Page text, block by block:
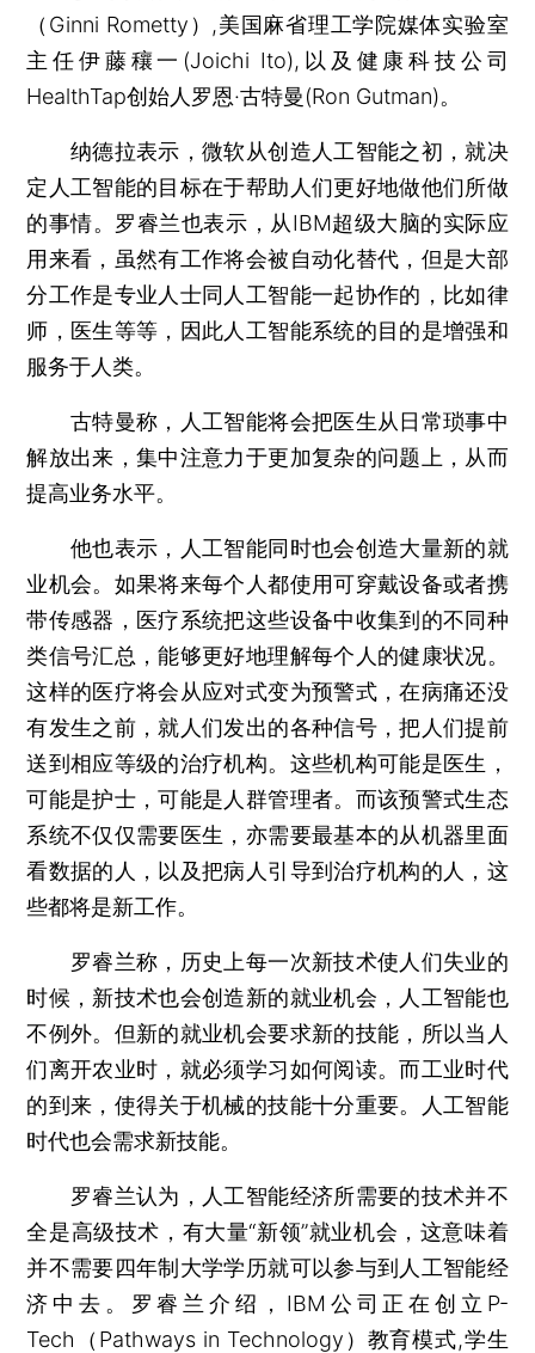
（Ginni Rometty）,美国麻省理工学院媒体实验室
主任伊藤穰一(Joichi Ito),以及健康科技公司
HealthTap创始人罗恩·古特曼(Ron Gutman)。
纳德拉表示，微软从创造人工智能之初，就决
定人工智能的目标在于帮助人们更好地做他们所做
的事情。罗睿兰也表示，从IBM超级大脑的实际应
用来看，虽然有工作将会被自动化替代，但是大部
分工作是专业人士同人工智能一起协作的，比如律
师，医生等等，因此人工智能系统的目的是增强和
服务于人类。
古特曼称，人工智能将会把医生从日常琐事中
解放出来，集中注意力于更加复杂的问题上，从而
提高业务水平。
他也表示，人工智能同时也会创造大量新的就
业机会。如果将来每个人都使用可穿戴设备或者携
带传感器，医疗系统把这些设备中收集到的不同种
类信号汇总，能够更好地理解每个人的健康状况。
这样的医疗将会从应对式变为预警式，在病痛还没
有发生之前，就人们发出的各种信号，把人们提前
送到相应等级的治疗机构。这些机构可能是医生，
可能是护士，可能是人群管理者。而该预警式生态
系统不仅仅需要医生，亦需要最基本的从机器里面
看数据的人，以及把病人引导到治疗机构的人，这
些都将是新工作。
罗睿兰称，历史上每一次新技术使人们失业的
时候，新技术也会创造新的就业机会，人工智能也
不例外。但新的就业机会要求新的技能，所以当人
们离开农业时，就必须学习如何阅读。而工业时代
的到来，使得关于机械的技能十分重要。人工智能
时代也会需求新技能。
罗睿兰认为，人工智能经济所需要的技术并不
全是高级技术，有大量“新领”就业机会，这意味着
并不需要四年制大学学历就可以参与到人工智能经
济中去。罗睿兰介绍，IBM公司正在创立P-
Tech（Pathways in Technology）教育模式,学生